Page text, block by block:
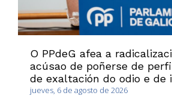
O PPdeG afea a
acúsao de poñerse de
de exaltación do odio e de
jueves, 6 de agosto de 2026